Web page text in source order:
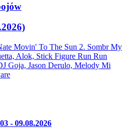
Movin' To The Sun 2. Sombr My
Alok, Stick Figure Run Run
Goja, Jason Derulo, Melody Mi
- 09.08.2026